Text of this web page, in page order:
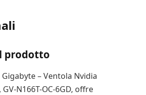
prodotto
– Ventola Nvidia
GV-N166T-OC-6GD, offre